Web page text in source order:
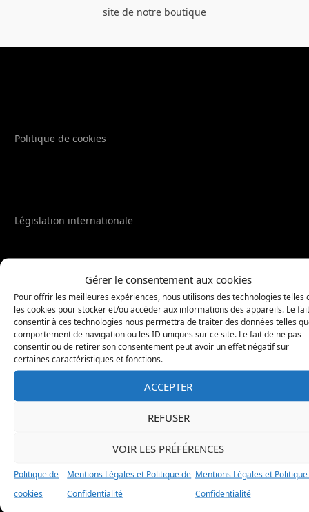
Gérer le consentement aux cookies
Pour offrir les meilleures expériences, nous utilisons des technologies telles
les cookies pour stocker et/ou accéder aux informations des appareils. Le
consentir à ces technologies nous permettra de traiter des données telles
comportement de navigation ou les ID uniques sur ce site. Le fait de ne pas
consentir ou de retirer son consentement peut avoir un effet négatif sur
certaines caractéristiques et fonctions.
ACCEPTER
REFUSER
VOIR LES PRÉFÉRENCES
Politique de
cookies
Mentions Légales et Politique de
Confidentialité
Mentions Légales et
Confidentialité
site de notre boutique
Politique de cookies
Législation internationale
Politique de Confidentialité